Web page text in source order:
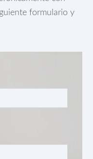
formulario y